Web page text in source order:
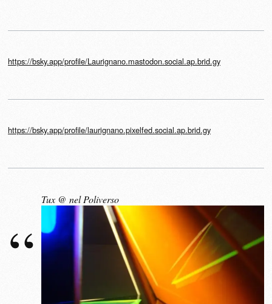
https://bsky.app/profile/Laurignano.mastodon.social.ap.brid.gy
https://bsky.app/profile/laurignano.pixelfed.social.ap.brid.gy
Tux @ nel Poliverso